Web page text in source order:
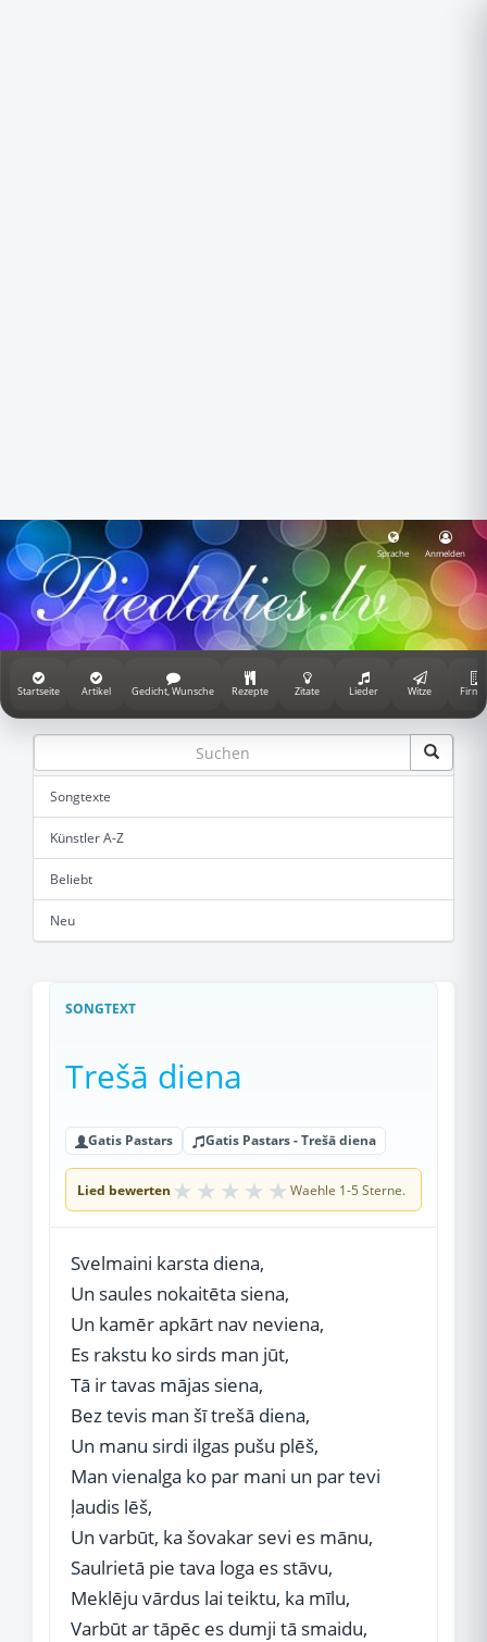
Sprache Anmelden
Startseite Artikel Gedicht, Wunsche Rezepte Zitate Lieder Witze
Songtexte
Künstler A-Z
Beliebt
Neu
SONGTEXT
Trešā diena
Gatis Pastars Gatis Pastars - Trešā diena
Lied bewerten ★ ★ ★ ★ ★ Waehle 1-5 Sterne.
Svelmaini karsta diena,
Un saules nokaitēta siena,
Un kamēr apkārt nav neviena,
Es rakstu ko sirds man jūt,
Tā ir tavas mājas siena,
Bez tevis man šī trešā diena,
Un manu sirdi ilgas pušu plēš,
Man vienalga ko par mani un par tevi
ļaudis lēš,
Un varbūt, ka šovakar sevi es mānu,
Saulrietā pie tava loga es stāvu,
Meklēju vārdus lai teiktu, ka mīlu,
Varbūt ar tāpēc es dumji tā smaidu,